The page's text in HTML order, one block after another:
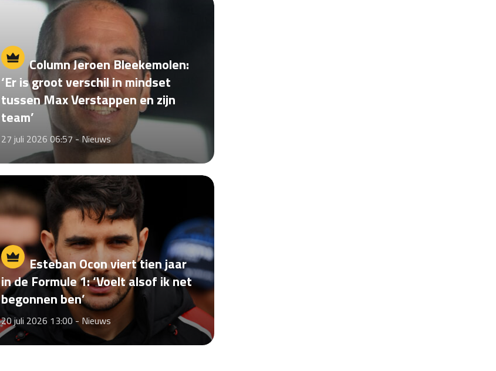
Column Jeroen Bleekemolen:
‘Er is groot verschil in mindset
tussen Max Verstappen en zijn
team’
27 juli 2026 06:57 - Nieuws
Esteban Ocon viert tien jaar
in de Formule 1: ‘Voelt alsof ik net
begonnen ben’
20 juli 2026 13:00 - Nieuws